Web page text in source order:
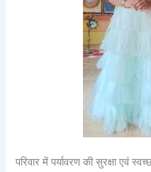
परिवार में पर्यावरण की सुरक्षा एवं